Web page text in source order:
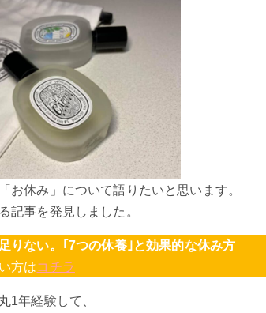
お休み」について語りたいと思います。
記事を発見しました。
りない。｢7つの休養｣と効果的な休み方
方はコチラ
1年経験して、